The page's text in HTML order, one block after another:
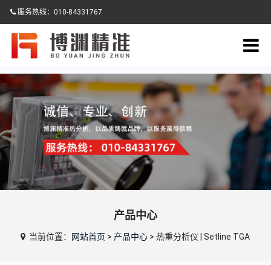
服务热线：010-84331767
产品中心
当前位置： 网站首页 > 产品中心 > 热重分析仪 | Setline TGA